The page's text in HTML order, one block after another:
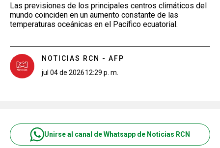
Las previsiones de los principales centros climáticos del
mundo coinciden en un aumento constante de las
temperaturas oceánicas en el Pacífico ecuatorial.
NOTICIAS RCN - AFP
jul 04 de 202612:29 p. m.
Unirse al canal de Whatsapp de Noticias RCN